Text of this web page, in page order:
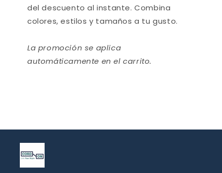
del descuento al instante. Combina
colores, estilos y tamaños a tu gusto.
La promoción se aplica
automáticamente en el carrito.